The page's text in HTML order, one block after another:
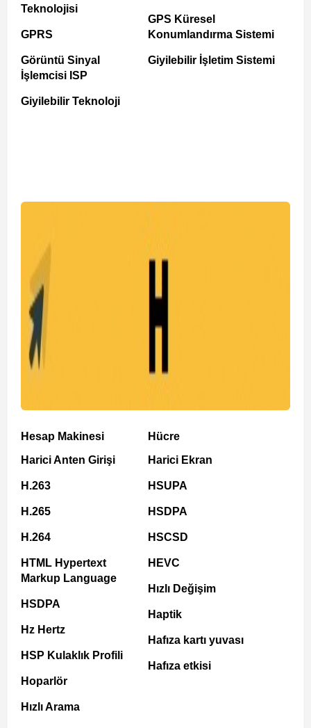
Teknolojisi
GPRS
Görüntü Sinyal
İşlemcisi ISP
Giyilebilir Teknoloji
GPS Küresel
Konumlandırma Sistemi
Giyilebilir İşletim Sistemi
Hesap Makinesi
Harici Anten Girişi
H.263
H.265
H.264
HTML Hypertext
Markup Language
HSDPA
Hz Hertz
HSP Kulaklık Profili
Hoparlör
Hızlı Arama
Hücre
Harici Ekran
HSUPA
HSDPA
HSCSD
HEVC
Hızlı Değişim
Haptik
Hafıza kartı yuvası
Hafıza etkisi